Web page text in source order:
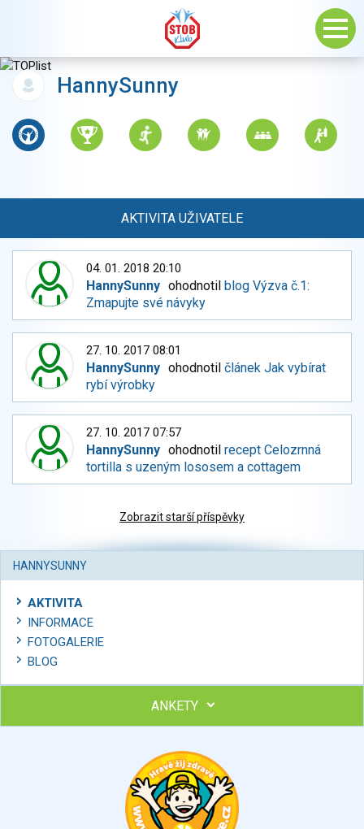
HannySunny
AKTIVITA UŽIVATELE
04. 01. 2018 20:10
HannySunny ohodnotil blog Výzva č.1:
Zmapujte své návyky
27. 10. 2017 08:01
HannySunny ohodnotilčlánek Jak vybírat
rybí výrobky
27. 10. 2017 07:57
HannySunny ohodnotilrecept Celozrnná
tortilla s uzeným lososem a cottagem
Zobrazit starší příspěvky
HANNYSUNNY
AKTIVITA
INFORMACE
FOTOGALERIE
BLOG
ANKETY